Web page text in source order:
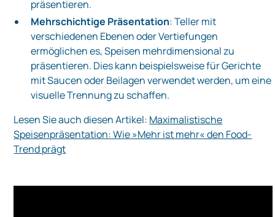
präsentieren.
Mehrschichtige Präsentation: Teller mit
verschiedenen Ebenen oder Vertiefungen
ermöglichen es, Speisen mehrdimensional zu
präsentieren. Dies kann beispielsweise für Gerichte
mit Saucen oder Beilagen verwendet werden, um eine
visuelle Trennung zu schaffen.
Lesen Sie auch diesen Artikel: Maximalistische
Speisenpräsentation: Wie »Mehr ist mehr« den Food-
Trend prägt